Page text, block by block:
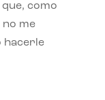
como
no me
hacerle